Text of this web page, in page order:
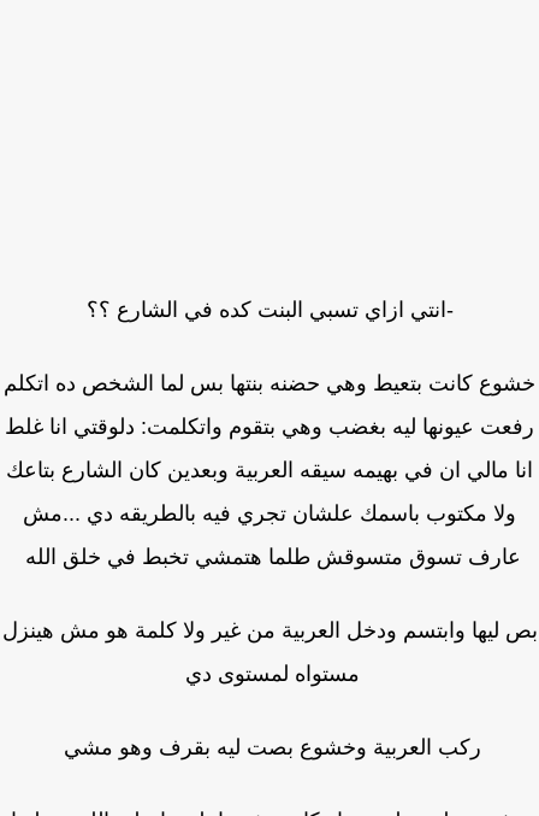
-انتي ازاي تسبي البنت كده في الشارع ؟؟
كانت بتعيط وهي حضنه بنتها بس لما الشخص ده اتكلم
عيونها ليه بغضب وهي بتقوم واتكلمت: دلوقتي انا غلط
مالي ان في بهيمه سيقه العربية وبعدين كان الشارع بتاعك
ولا مكتوب باسمك علشان تجري فيه بالطريقه دي ...مش
تسوق متسوقش طلما هتمشي تخبط في خلق الله
ليها وابتسم ودخل العربية من غير ولا كلمة هو مش هينزل
مستواه لمستوى دي
ركب العربية وخشوع بصت ليه بقرف وهو مشي